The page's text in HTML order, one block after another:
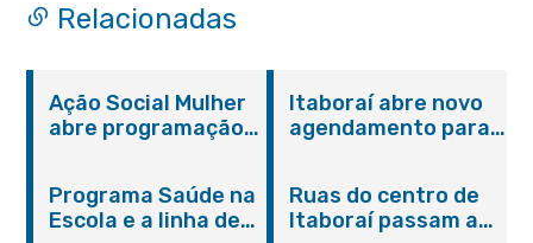
Relacionadas
Ação Social Mulher
abre programação
serviços gratuitos e
orientações
Itaboraí abre novo
agendamento para
Programa Saúde na
Escola e a linha de
Ruas do centro de
Itaboraí passam a